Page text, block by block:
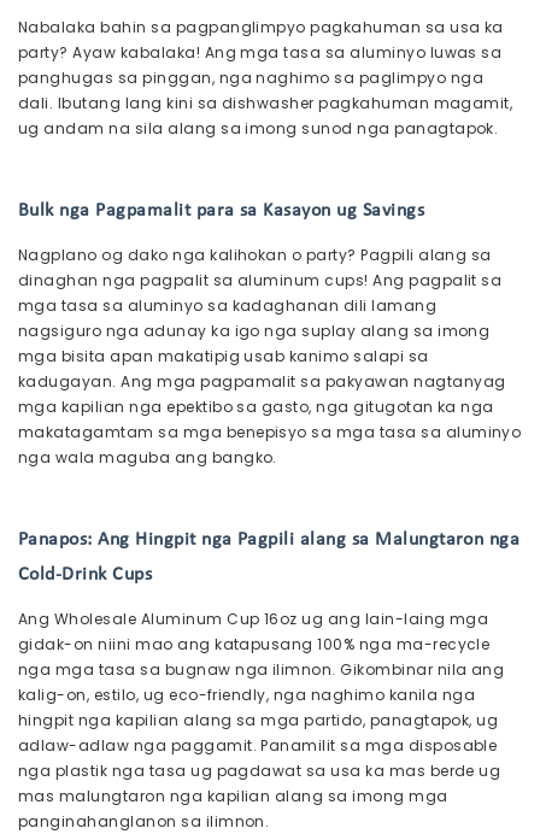
Nabalaka bahin sa pagpanglimpyo pagkahuman sa usa ka
party? Ayaw kabalaka! Ang mga tasa sa aluminyo luwas sa
panghugas sa pinggan, nga naghimo sa paglimpyo nga
dali. Ibutang lang kini sa dishwasher pagkahuman magamit,
ug andam na sila alang sa imong sunod nga panagtapok.
Bulk nga Pagpamalit para sa Kasayon ​​ug Savings
Nagplano og dako nga kalihokan o party? Pagpili alang sa
dinaghan nga pagpalit sa aluminum cups! Ang pagpalit sa
mga tasa sa aluminyo sa kadaghanan dili lamang
nagsiguro nga adunay ka igo nga suplay alang sa imong
mga bisita apan makatipig usab kanimo salapi sa
kadugayan. Ang mga pagpamalit sa pakyawan nagtanyag
mga kapilian nga epektibo sa gasto, nga gitugotan ka nga
makatagamtam sa mga benepisyo sa mga tasa sa aluminyo
nga wala maguba ang bangko.
Panapos: Ang Hingpit nga Pagpili alang sa Malungtaron nga
Cold-Drink Cups
Ang Wholesale Aluminum Cup 16oz ug ang lain-laing mga
gidak-on niini mao ang katapusang 100% nga ma-recycle
nga mga tasa sa bugnaw nga ilimnon. Gikombinar nila ang
kalig-on, estilo, ug eco-friendly, nga naghimo kanila nga
hingpit nga kapilian alang sa mga partido, panagtapok, ug
adlaw-adlaw nga paggamit. Panamilit sa mga disposable
nga plastik nga tasa ug pagdawat sa usa ka mas berde ug
mas malungtaron nga kapilian alang sa imong mga
panginahanglanon sa ilimnon.